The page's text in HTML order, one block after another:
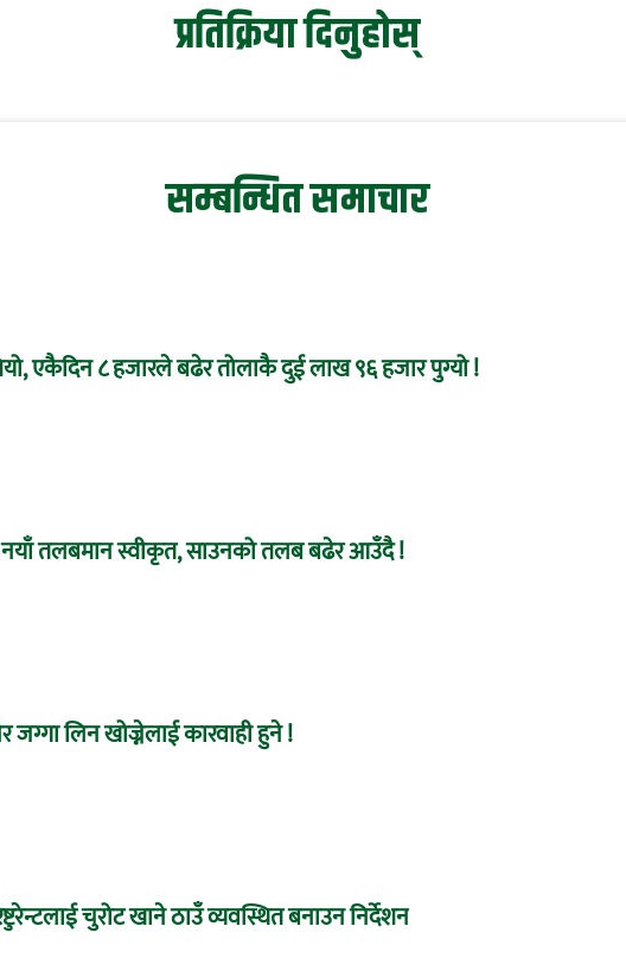
प्रतिक्रिया दिनुहोस्
सम्बन्धित समाचार
एकैदिन ८ हजारले बढेर तोलाकै दुई लाख ९६ हजार पुग्यो !
नयाँ तलबमान स्वीकृत, साउनको तलब बढेर आउँदै !
जग्गा लिन खोज्नेलाई कारवाही हुने !
चुरोट खाने ठाउँ व्यवस्थित बनाउन निर्देशन